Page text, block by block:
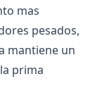
mas
pesados,
mantiene un
prima